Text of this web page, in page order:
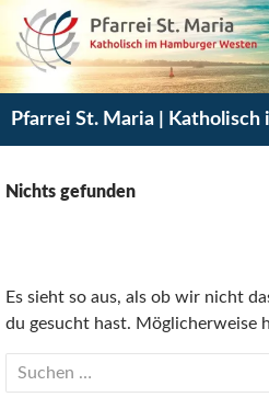
Inhalt
springen
Nichts gefunden
Es sieht so aus, als ob wir nicht
du gesucht hast. Möglicherweise
Suchen
nach: